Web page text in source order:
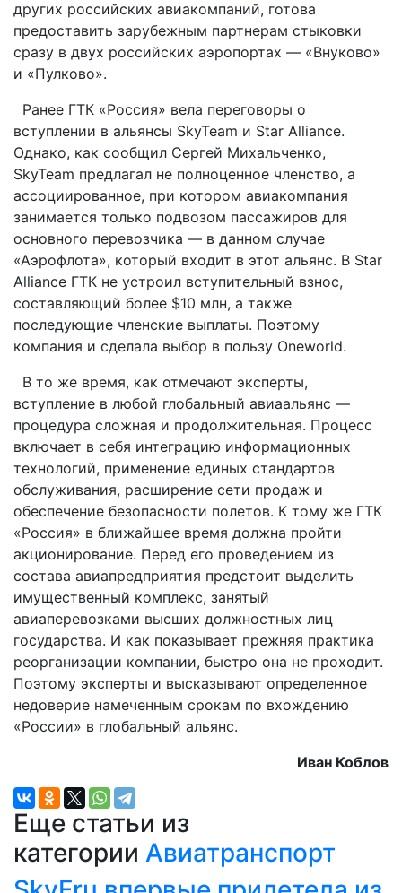
других российских авиакомпаний, готова
предоставить зарубежным партнерам стыковки
сразу в двух российских аэропортах — «Внуково»
и «Пулково».
Ранее ГТК «Россия» вела переговоры о
вступлении в альянсы SkyTeam и Star Alliance.
Однако, как сообщил Сергей Михальченко,
SkyTeam предлагал не полноценное членство, а
ассоциированное, при котором авиакомпания
занимается только подвозом пассажиров для
основного перевозчика — в данном случае
«Аэрофлота», который входит в этот альянс. В Star
Alliance ГТК не устроил вступительный взнос,
составляющий более $10 млн, а также
последующие членские выплаты. Поэтому
компания и сделала выбор в пользу Oneworld.
В то же время, как отмечают эксперты,
вступление в любой глобальный авиаальянс —
процедура сложная и продолжительная. Процесс
включает в себя интеграцию информационных
технологий, применение единых стандартов
обслуживания, расширение сети продаж и
обеспечение безопасности полетов. К тому же ГТК
«Россия» в ближайшее время должна пройти
акционирование. Перед его проведением из
состава авиапредприятия предстоит выделить
имущественный комплекс, занятый
авиаперевозками высших должностных лиц
государства. И как показывает прежняя практика
реорганизации компании, быстро она не проходит.
Поэтому эксперты и высказывают определенное
недоверие намеченным срокам по вхождению
«России» в глобальный альянс.
Иван Коблов
Еще статьи из
категории Авиатранспорт